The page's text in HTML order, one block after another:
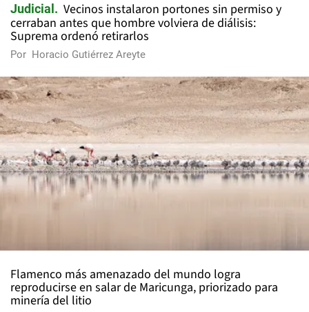
Judicial
Vecinos instalaron portones sin permiso y
cerraban antes que hombre volviera de diálisis:
Suprema ordenó retirarlos
Por Horacio Gutiérrez Areyte
Flamenco más amenazado del mundo logra
reproducirse en salar de Maricunga, priorizado para
minería del litio